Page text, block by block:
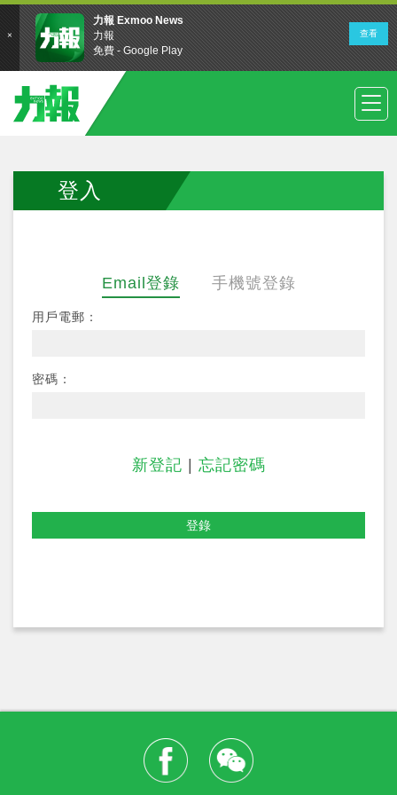
登入
Email登錄 手機號登錄
用戶電郵：
密碼：
新登記 忘記密碼